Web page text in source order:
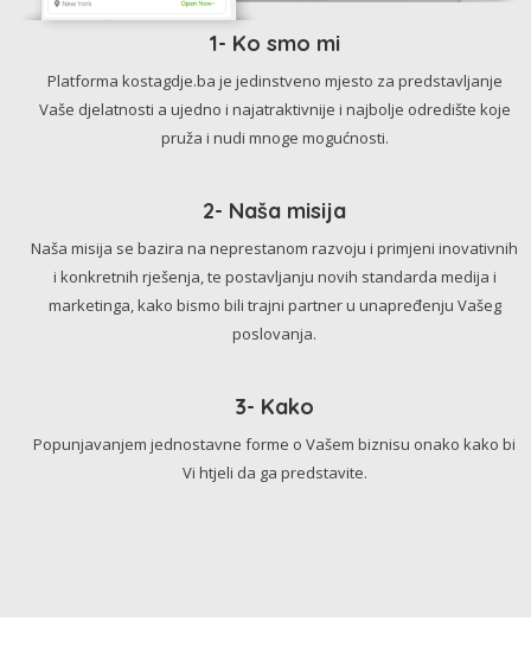
1- Ko smo mi
Platforma kostagdje.ba je jedinstveno mjesto za predstavljanje
Vaše djelatnosti a ujedno i najatraktivnije i najbolje odredište koje
pruža i nudi mnoge mogućnosti.
2- Naša misija
Naša misija se bazira na neprestanom razvoju i primjeni inovativnih
i konkretnih rješenja, te postavljanju novih standarda medija i
marketinga, kako bismo bili trajni partner u unapređenju Vašeg
poslovanja.
3- Kako
Popunjavanjem jednostavne forme o Vašem biznisu onako kako bi
Vi htjeli da ga predstavite.